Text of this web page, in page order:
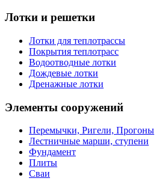
Лотки и решетки
Лотки для теплотрассы
Покрытия теплотрасс
Водоотводные лотки
Дождевые лотки
Дренажные лотки
Элементы сооружений
Перемычки, Ригели, Прогоны
Лестничные марши, ступени
Фундамент
Плиты
Сваи